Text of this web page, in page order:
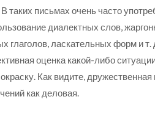
В таких письмах очень часто
диалектных слов,
глаголов, ласкательных форм и
оценка какой-либо
Как видите, дружественная
как деловая.